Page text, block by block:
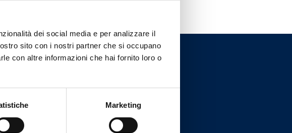
dei social media e per analizzare il
sito con i nostri partner che si occupano
con altre informazioni che hai fornito loro o
Marketing